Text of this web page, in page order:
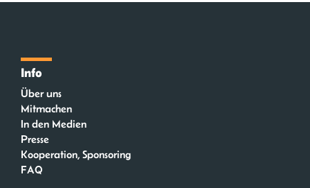
Info
Über uns
Mitmachen
In den Medien
Presse
Kooperation, Sponsoring
FAQ